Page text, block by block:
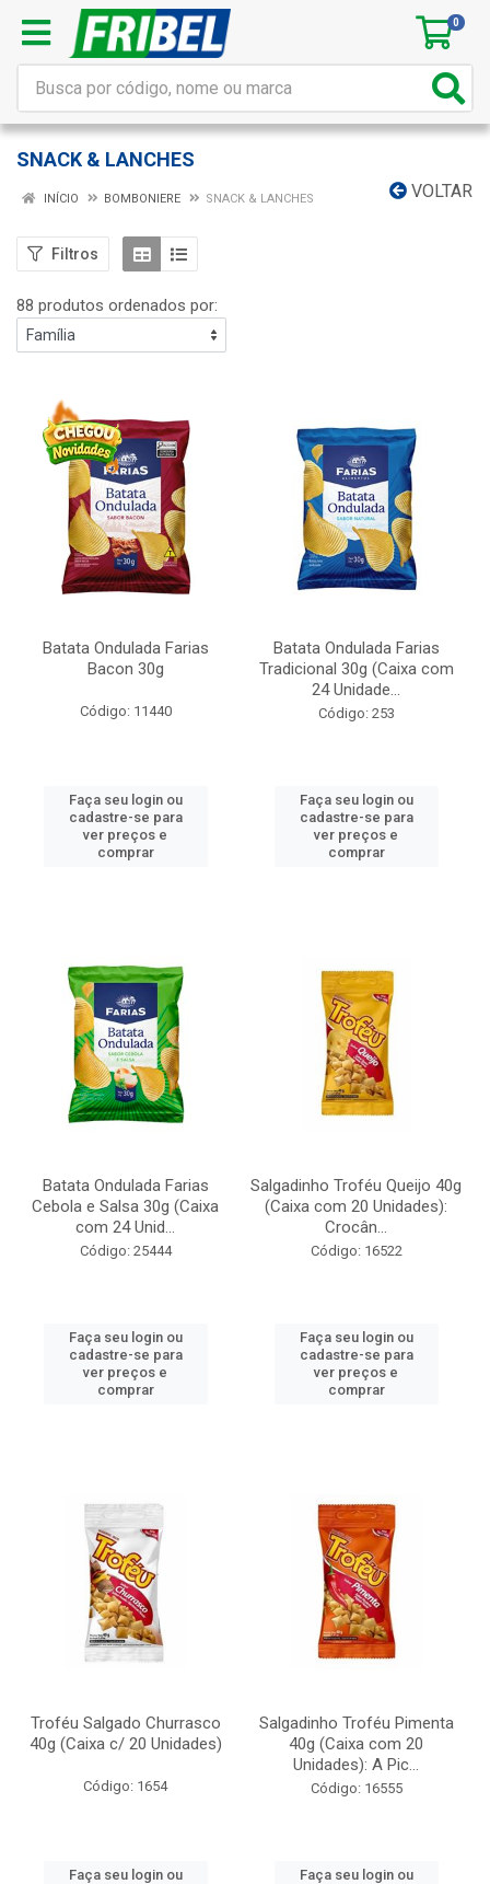
0
SNACK & LANCHES
VOLTAR
INÍCIO BOMBONIERE SNACK & LANCHES
Filtros
88 produtos ordenados por:
Batata Ondulada Farias
Bacon 30g
Código: 11440
Faça seu login ou
cadastre-se para
ver preços e
comprar
Batata Ondulada Farias
Tradicional 30g (Caixa com
24 Unidade...
Código: 253
Faça seu login ou
cadastre-se para
ver preços e
comprar
Batata Ondulada Farias
Cebola e Salsa 30g (Caixa
com 24 Unid...
Código: 25444
Faça seu login ou
cadastre-se para
ver preços e
comprar
Salgadinho Troféu Queijo 40g
(Caixa com 20 Unidades):
Crocân...
Código: 16522
Faça seu login ou
cadastre-se para
ver preços e
comprar
Troféu Salgado Churrasco
40g (Caixa c/ 20 Unidades)
Código: 1654
Faça seu login ou
Salgadinho Troféu Pimenta
40g (Caixa com 20
Unidades): A Pic...
Código: 16555
Faça seu login ou